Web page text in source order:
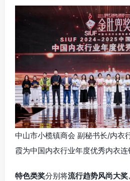
中山市小榄镇商会 副秘书长/内衣
霞为中国内衣行业年度优秀内衣连
特色类奖分别将流行趋势风尚大